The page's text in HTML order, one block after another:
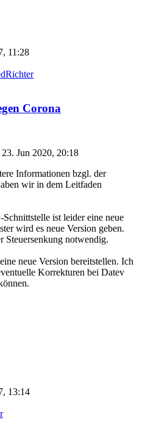
11:28
Corona
23. Jun 2020, 20:18
Informationen bzgl. der
wir in dem Leitfaden
ist leider eine neue
wird es neue Version geben.
Steuersenkung notwendig.
neue Version bereitstellen. Ich
Korrekturen bei Datev
13:14